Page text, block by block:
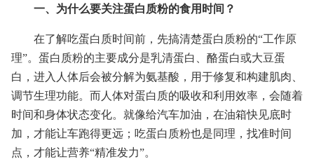
一、为什么要关注蛋白质粉的食用时间？
在了解吃蛋白质时间前，先搞清楚蛋白质粉的“工作原
理”。蛋白质粉的主要成分是乳清蛋白、酪蛋白或大豆蛋
白，进入人体后会被分解为氨基酸，用于修复和构建肌肉、
调节生理功能。而人体对蛋白质的吸收和利用效率，会随着
时间和身体状态变化。就像给汽车加油，在油箱快见底时
加，才能让车跑得更远；吃蛋白质粉也是同理，找准时间
点，才能让营养“精准发力”。